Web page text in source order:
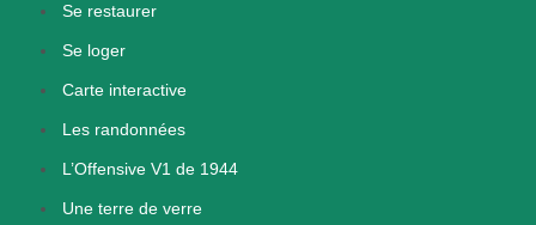
Se restaurer
Se loger
Carte interactive
Les randonnées
L’Offensive V1 de 1944
Une terre de verre